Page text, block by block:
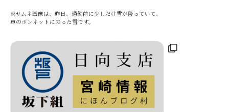
※サムネ画像は、昨日、通勤前に少しだけ雪が降っていて、
車のボンネットにのった雪です。